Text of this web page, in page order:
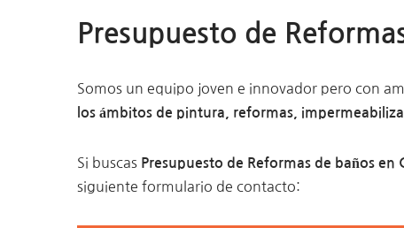
Presupuesto de
Somos un equipo joven e innovador pero con
los ámbitos de pintura, reformas,
Si buscas Presupuesto de Reformas de baños en
siguiente formulario de contacto: